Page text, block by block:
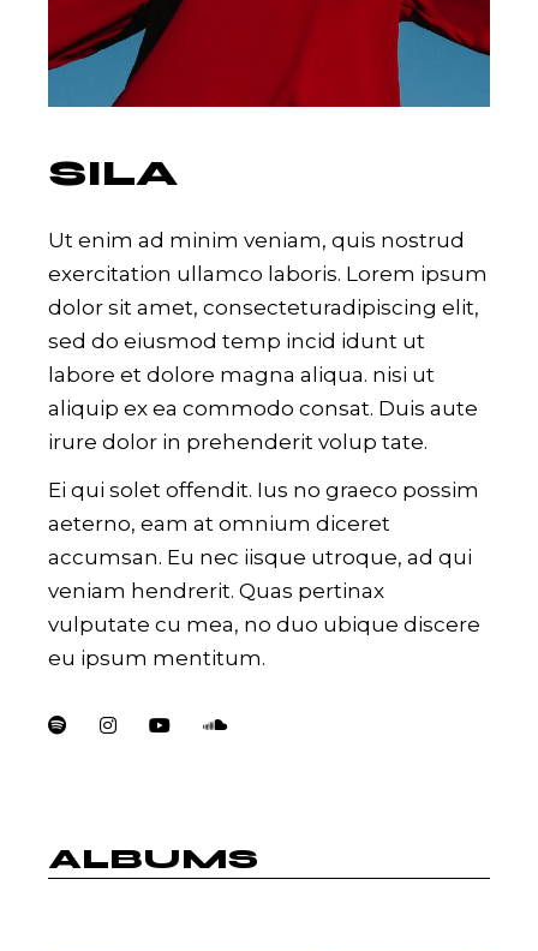
SILA
Ut enim ad minim veniam, quis nostrud
exercitation ullamco laboris. Lorem ipsum
dolor sit amet, consecteturadipiscing elit,
sed do eiusmod temp incid idunt ut
labore et dolore magna aliqua. nisi ut
aliquip ex ea commodo consat. Duis aute
irure dolor in prehenderit volup tate.
Ei qui solet offendit. Ius no graeco possim
aeterno, eam at omnium diceret
accumsan. Eu nec iisque utroque, ad qui
veniam hendrerit. Quas pertinax
vulputate cu mea, no duo ubique discere
eu ipsum mentitum.
ALBUMS